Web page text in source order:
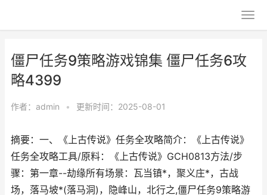
僵尸任务9策略游戏锦集 僵尸任务6攻
略4399
作者： admin • 更新时间：2025-08-01
摘要：一、《上古传说》任务全攻略简介：《上古传说》
任务全攻略工具/原料：《上古传说》GCH0813方法/步
骤：第一章--劫缘所有场景：瓦当镇*，聚义庄*，古战
场，落马坡*(落马洞)，隐峰山，北行之,僵尸任务9策略游